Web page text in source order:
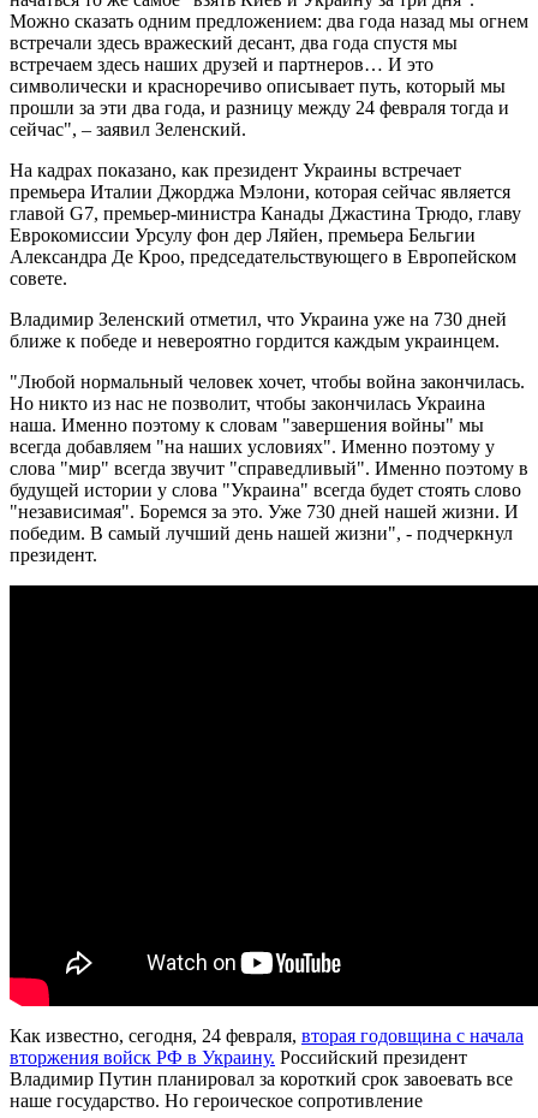
Можно сказать одним предложением: два года назад мы огнем
встречали здесь вражеский десант, два года спустя мы
встречаем здесь наших друзей и партнеров… И это
символически и красноречиво описывает путь, который мы
прошли за эти два года, и разницу между 24 февраля тогда и
сейчас", – заявил Зеленский.
На кадрах показано, как президент Украины встречает
премьера Италии Джорджа Мэлони, которая сейчас является
главой G7, премьер-министра Канады Джастина Трюдо, главу
Еврокомиссии Урсулу фон дер Ляйен, премьера Бельгии
Александра Де Кроо, председательствующего в Европейском
совете.
Владимир Зеленский отметил, что Украина уже на 730 дней
ближе к победе и невероятно гордится каждым украинцем.
"Любой нормальный человек хочет, чтобы война закончилась.
Но никто из нас не позволит, чтобы закончилась Украина
наша. Именно поэтому к словам "завершения войны" мы
всегда добавляем "на наших условиях". Именно поэтому у
слова "мир" всегда звучит "справедливый". Именно поэтому в
будущей истории у слова "Украина" всегда будет стоять слово
"независимая". Боремся за это. Уже 730 дней нашей жизни. И
победим. В самый лучший день нашей жизни", - подчеркнул
президент.
Как известно, сегодня, 24 февраля, вторая годовщина с начала
вторжения войск РФ в Украину. Российский президент
Владимир Путин планировал за короткий срок завоевать все
наше государство. Но героическое сопротивление